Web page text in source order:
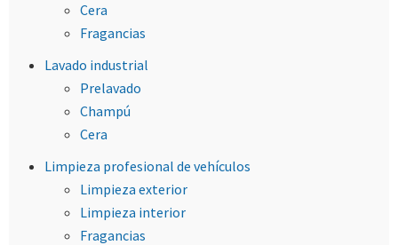
Cera
Fragancias
Lavado industrial
Prelavado
Champú
Cera
Limpieza profesional de vehículos
Limpieza exterior
Limpieza interior
Fragancias